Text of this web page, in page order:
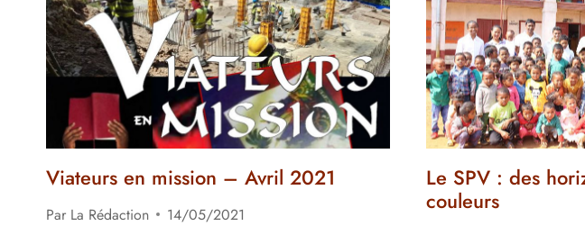
Viateurs en mission – Avril 2021
Par La Rédaction
14/05/2021
Le SPV : des
couleurs